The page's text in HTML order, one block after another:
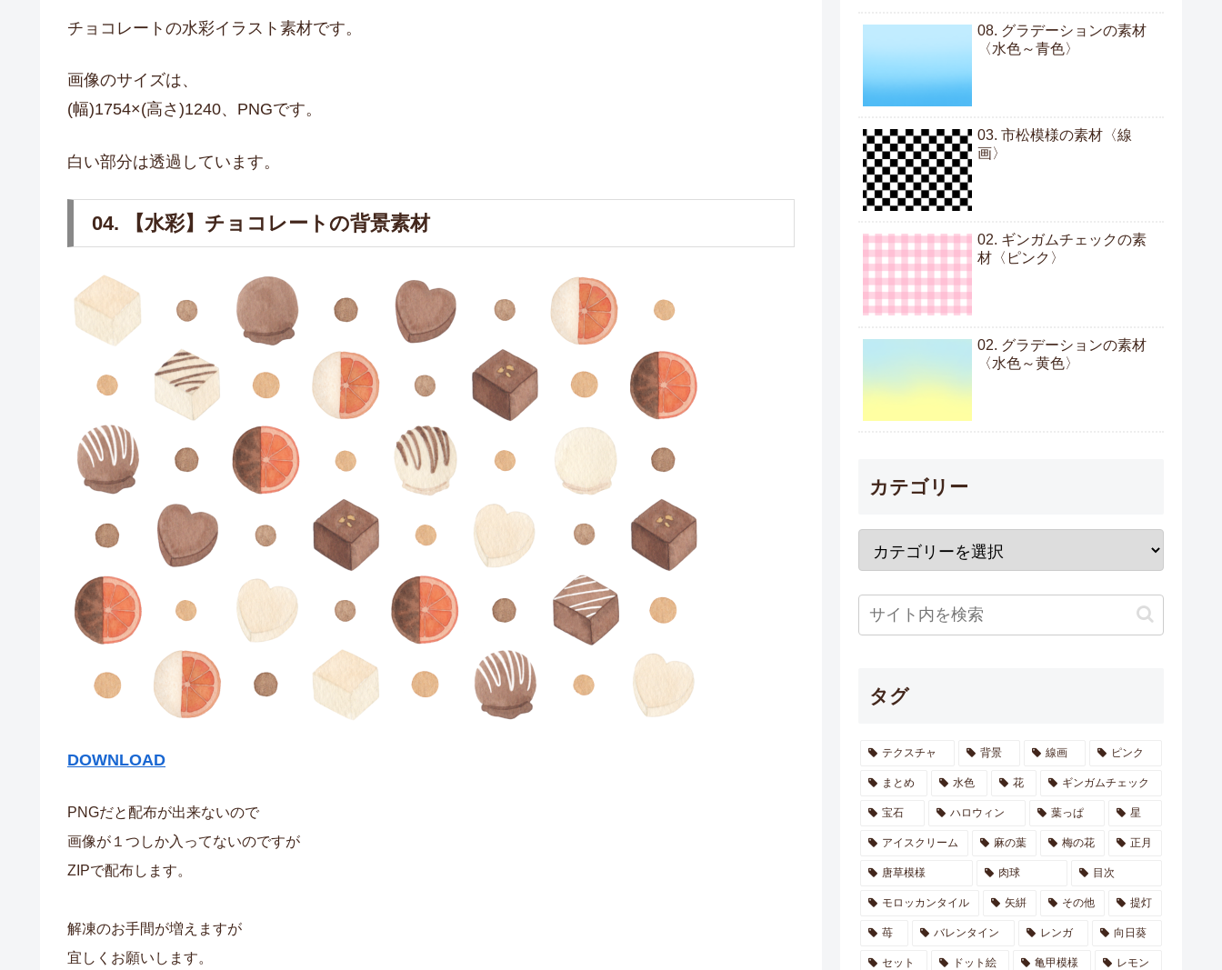
チョコレートの水彩イラスト素材です。
画像のサイズは、
(幅)1754×(高さ)1240、PNGです。
白い部分は透過しています。
04. 【水彩】チョコレートの背景素材
DOWNLOAD
PNGだと配布が出来ないので
画像が１つしか入ってないのですが
ZIPで配布します。
解凍のお手間が増えますが
宜しくお願いします。
08. グラデーションの素材
〈水色～青色〉
03. 市松模様の素材〈線
画〉
02. ギンガムチェックの素
材〈ピンク〉
02. グラデーションの素材
〈水色～黄色〉
カテゴリー
タグ
テクスチャ 背景 線画 ピンク
まとめ 水色 花 ギンガムチェック
宝石 ハロウィン 葉っぱ 星
アイスクリーム 麻の葉 梅の花 正月
唐草模様 肉球 目次
モロッカンタイル 矢絣 その他 提灯
苺 バレンタイン レンガ 向日葵
セット ドット絵 亀甲模様 レモン